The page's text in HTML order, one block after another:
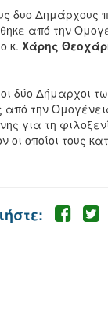
δυο Δημάρχους
από την
κ. Χάρης
οι δύο Δήμαρχοι
από την
για τη
οι οποίοι τους